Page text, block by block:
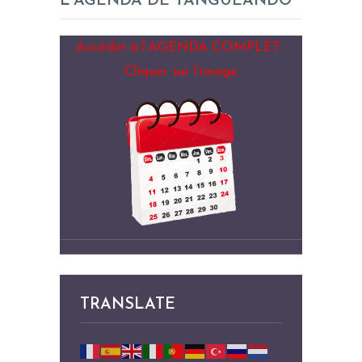
Accéder à l’AGENDA COMPLET :
Cliquer sur l’image
TRANSLATE